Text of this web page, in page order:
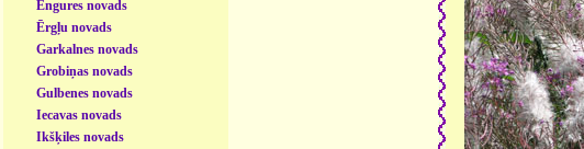
Engures novads
Ērgļu novads
Garkalnes novads
Grobiņas novads
Gulbenes novads
Iecavas novads
Ikšķiles novads